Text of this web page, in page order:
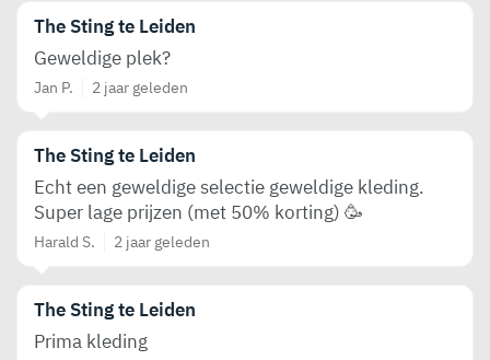
The Sting te Leiden
Geweldige plek?
Jan P. 2 jaar geleden
The Sting te Leiden
Echt een geweldige selectie geweldige kleding.
Super lage prijzen (met 50% korting) 🥳
Harald S. 2 jaar geleden
The Sting te Leiden
Prima kleding